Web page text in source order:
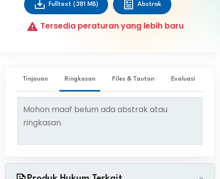
Fulltext (381 MB) Abstrak
Tersedia peraturan yang lebih baru
Tinjauan Ringkasan Files & Tautan Evaluasi
Mohon maaf belum ada abstrak atau
ringkasan.